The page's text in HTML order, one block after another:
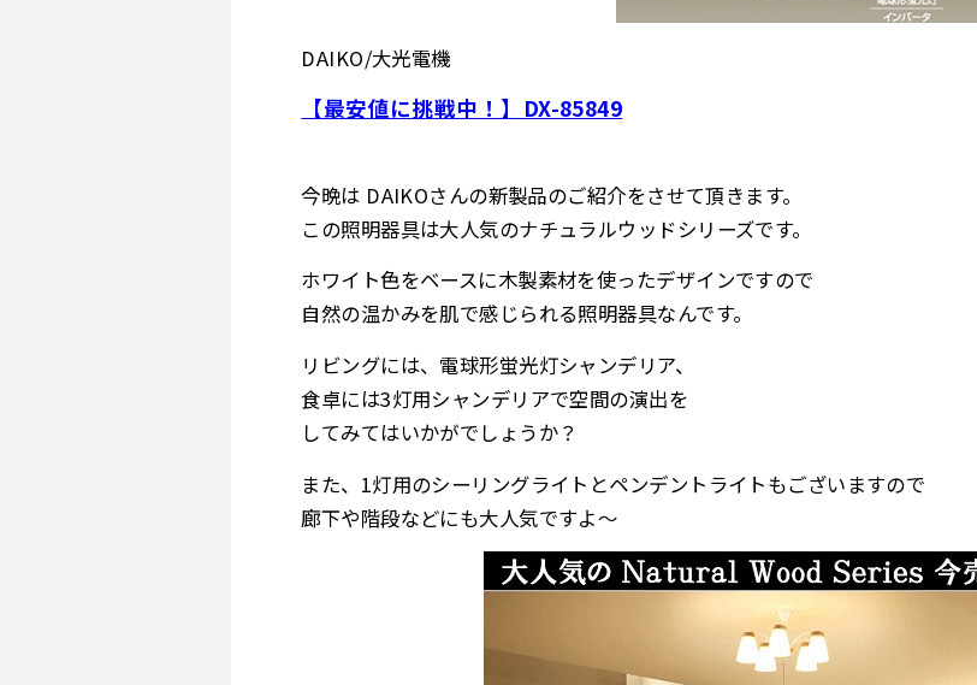
DAIKO/大光電機
【最安値に挑戦中！】DX-85849
今晩は DAIKOさんの新製品のご紹介をさせて頂きます。
この照明器具は大人気のナチュラルウッドシリーズです。
ホワイト色をベースに木製素材を使ったデザインですので
自然の温かみを肌で感じられる照明器具なんです。
リビングには、電球形蛍光灯シャンデリア、
食卓には3灯用シャンデリアで空間の演出を
してみてはいかがでしょうか？
また、1灯用のシーリングライトとペンデントライトもございますので
廊下や階段などにも大人気ですよ～